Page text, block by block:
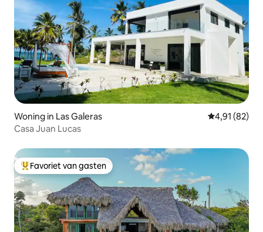
Woning in Las Galeras Gemiddelde
4,91 (82)
Casa Juan Lucas
Topfavoriet van gasten
Favoriet van gasten